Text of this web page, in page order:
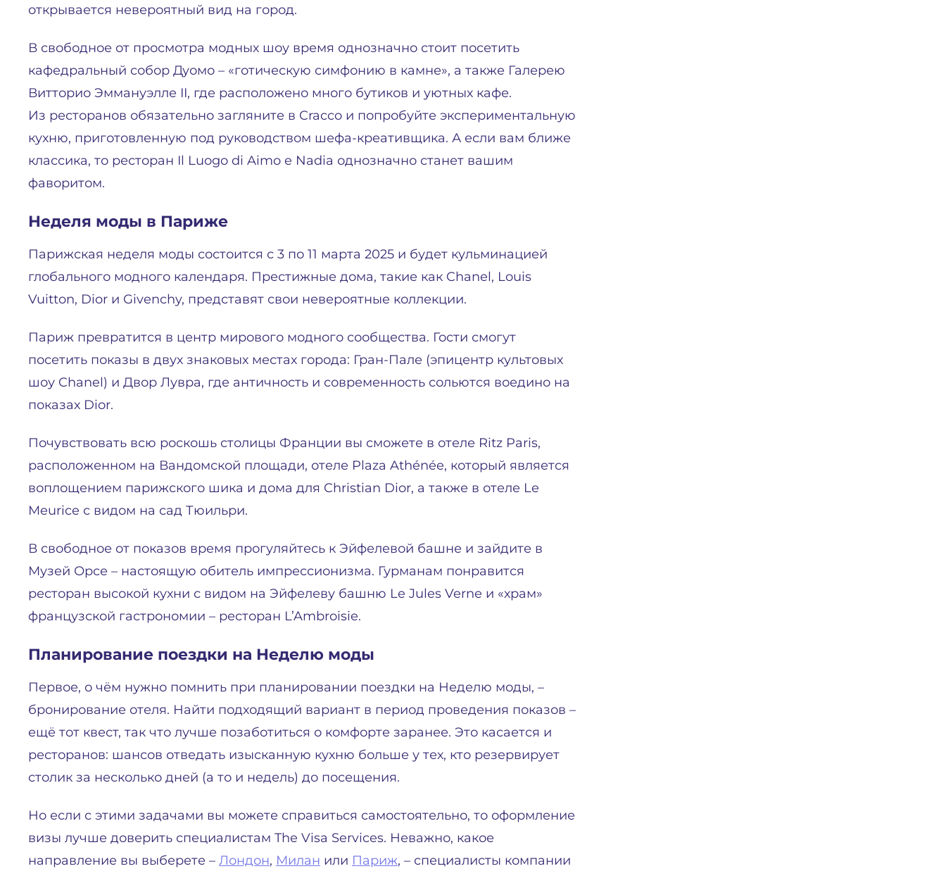
открывается невероятный вид на город.
В свободное от просмотра модных шоу время однозначно стоит посетить
кафедральный собор Дуомо – «готическую симфонию в камне», а также Галерею
Витторио Эммануэлле II, где расположено много бутиков и уютных кафе.
Из ресторанов обязательно загляните в Cracco и попробуйте экспериментальную
кухню, приготовленную под руководством шефа-креативщика. А если вам ближе
классика, то ресторан Il Luogo di Aimo e Nadia однозначно станет вашим
фаворитом.
Неделя моды в Париже
Парижская неделя моды состоится с 3 по 11 марта 2025 и будет кульминацией
глобального модного календаря. Престижные дома, такие как Chanel, Louis
Vuitton, Dior и Givenchy, представят свои невероятные коллекции.
Париж превратится в центр мирового модного сообщества. Гости смогут
посетить показы в двух знаковых местах города: Гран-Пале (эпицентр культовых
шоу Chanel) и Двор Лувра, где античность и современность сольются воедино на
показах Dior.
Почувствовать всю роскошь столицы Франции вы сможете в отеле Ritz Paris,
расположенном на Вандомской площади, отеле Plaza Athénée, который является
воплощением парижского шика и дома для Christian Dior, а также в отеле Le
Meurice с видом на сад Тюильри.
В свободное от показов время прогуляйтесь к Эйфелевой башне и зайдите в
Музей Орсе – настоящую обитель импрессионизма. Гурманам понравится
ресторан высокой кухни с видом на Эйфелеву башню Le Jules Verne и «храм»
французской гастрономии – ресторан L’Ambroisie.
Планирование поездки на Неделю моды
Первое, о чём нужно помнить при планировании поездки на Неделю моды, –
бронирование отеля. Найти подходящий вариант в период проведения показов –
ещё тот квест, так что лучше позаботиться о комфорте заранее. Это касается и
ресторанов: шансов отведать изысканную кухню больше у тех, кто резервирует
столик за несколько дней (а то и недель) до посещения.
Но если с этими задачами вы можете справиться самостоятельно, то оформление
визы лучше доверить специалистам The Visa Services. Неважно, какое
направление вы выберете – Лондон, Милан или Париж, – специалисты компании